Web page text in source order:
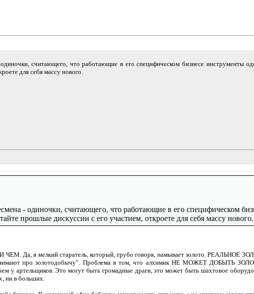
считающего, что работающие в его специфическом бизнесе инструменты
для себя массу нового.
- одиночки, считающего, что работающие в его специфическом
прошлые дискуссии с его участием, откроете для себя массу нового.
Да, я мелкий старатель, который, грубо говоря, намывает золото. РЕАЛЬНОЕ
про золотодобычу". Проблема в том, что алхимик НЕ МОЖЕТ ДОБЫТЬ
Это могут быть громадные драги, это может быть шахтовое
в больших.